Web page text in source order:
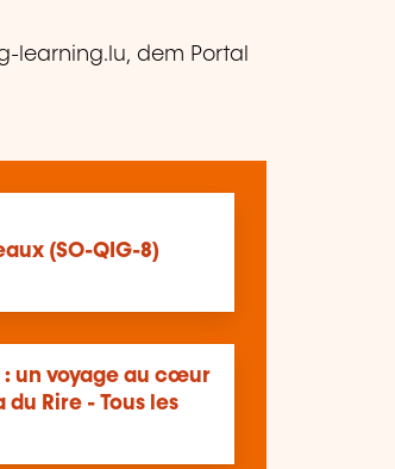
learning.lu, dem Portal
(SO-QIG-8)
: un voyage au cœur
Rire - Tous les